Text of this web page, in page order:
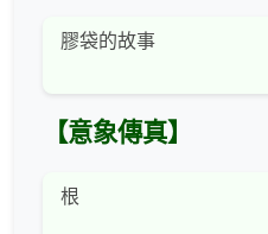
膠袋的故事
【意象傳真】
根